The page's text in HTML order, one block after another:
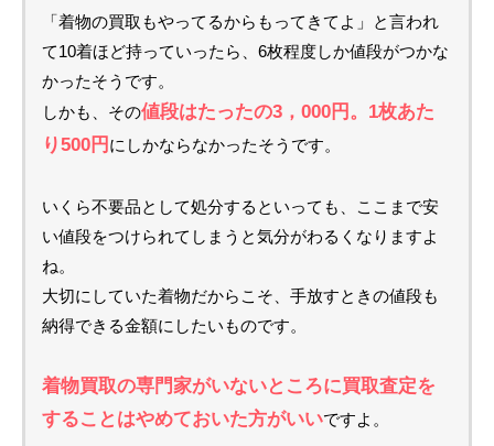
「着物の買取もやってるからもってきてよ」と言われ
て10着ほど持っていったら、6枚程度しか値段がつかな
かったそうです。
しかも、その値段はたったの3，000円。1枚あた
り500円 にしかならなかったそうです。
いくら不要品として処分するといっても、ここまで安
い値段をつけられてしまうと気分がわるくなりますよ
ね。
大切にしていた着物だからこそ、手放すときの値段も
納得できる金額にしたいものです。
着物買取の専門家がいないところに買取査定を
することはやめておいた方がいいですよ。